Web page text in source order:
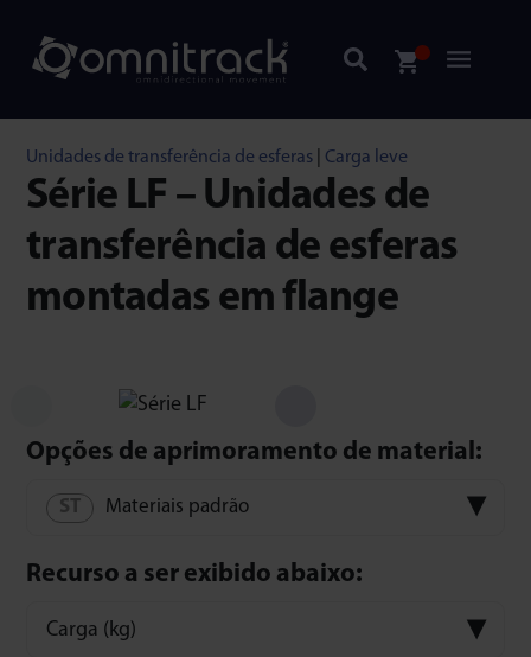
Unidades de transferência de esferas Carga leve
Série LF – Unidades de
transferência de esferas
montadas em flange
Opções de aprimoramento de material:
Materiais padrão
Recurso a ser exibido abaixo:
Carga (kg)